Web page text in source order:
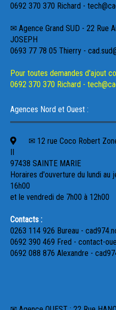
0692 370 370 Richard -
✉ Agence Grand SUD - 22 Rue
JOSEPH
0693 77 78 05 Thierry -
Pour toutes demandes d'ajout
0692 370 370 Richard -
Agences Nord et Ouest :
✉ 12 rue Coco Robert
II
97438 SAINTE MARIE
Horaires d'ouverture du lundi au
16h00
et le vendredi de 7h00 à 12h00
Contacts :
0263 114 926 Bureau -
0692 390 469 Fred - contact-
0692 088 876 Alexandre -